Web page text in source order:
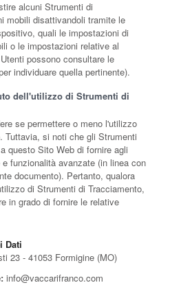
alcuni Strumenti di
mobili disattivandoli tramite le
quali le impostazioni di
o le impostazioni relative al
possono consultare le
individuare quella pertinente).
dell'utilizzo di Strumenti di
se permettere o meno l'utilizzo
Tuttavia, si noti che gli Strumenti
questo Sito Web di fornire agli
funzionalità avanzate (in linea con
documento). Pertanto, qualora
di Strumenti di Tracciamento,
in grado di fornire le relative
Dati
23 - 41053 Formigine (MO)
info@vaccarifranco.com